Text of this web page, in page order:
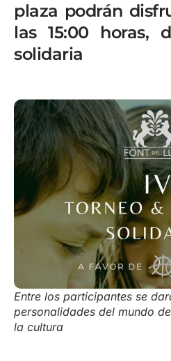
plaza podrán
las 15:00 horas,
solidaria
Entre los participantes se
personalidades del mundo
la cultura